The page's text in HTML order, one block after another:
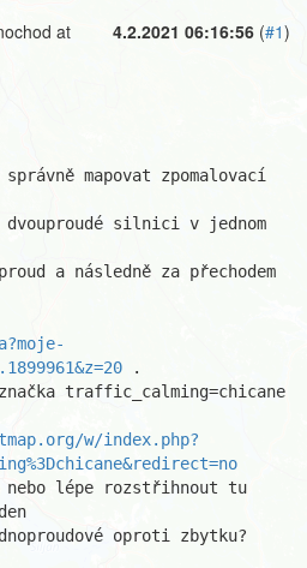
4.2.2021 06:16:56 (#1)
at
mapovat zpomalovací
dvouproudé silnici v jednom
a následně za přechodem
.
traffic_calming=chicane
w/index.php?
lépe rozstřihnout tu
oproti zbytku?